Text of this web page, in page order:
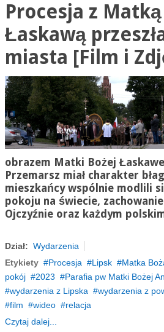
Procesja z
Łaskawą
miasta [Film i
obrazem Matki Bożej
Przemarsz miał charakter
mieszkańcy wspólnie modlili
pokoju na świecie,
Ojczyźnie oraz każdym
Dział: Wydarzenia
Etykiety
Procesja Lipsk Matka
pokój
2023
Parafia pw Matki Bożej
wydarzenia z Lipska
wydarzenia z
film
wideo
relacja
Czytaj dalej...